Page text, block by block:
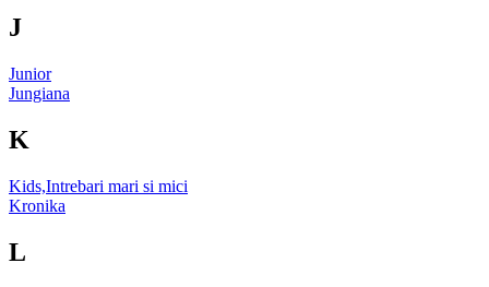
J
Junior
Jungiana
K
Kids,Intrebari mari si mici
Kronika
L